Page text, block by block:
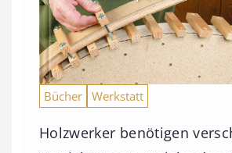
Bücher Werkstatt
Holzwerker benötigen